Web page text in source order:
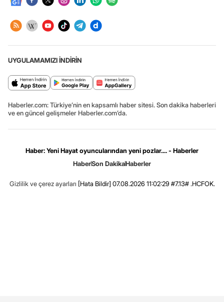
UYGULAMAMIZI İNDİRİN
Haberler.com: Türkiye’nin en kapsamlı haber sitesi. Son dakika haberleri
ve en güncel gelişmeler Haberler.com’da.
Haber: Yeni Hayat oyuncularından yeni pozlar.... - Haberler
HaberSon DakikaHaberler
Gizlilik ve çerez ayarları [Hata Bildir] 07.08.2026 11:02:29 #7.13# .HCFOK.